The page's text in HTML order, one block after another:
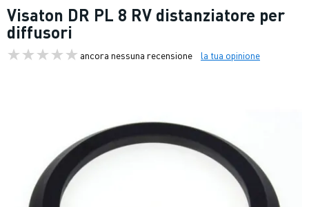
Visaton DR PL 8 RV distanziatore per
diffusori
ancora nessuna recensione la tua opinione